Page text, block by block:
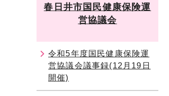
春日井市国民健康保険運
営協議会
令和5年度国民健康保険運
営協議会議事録(12月19日
開催)